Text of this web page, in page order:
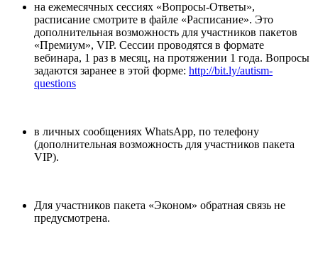
на ежемесячных сессиях «Вопросы-Ответы»,
расписание смотрите в файле «Расписание». Это
дополнительная возможность для участников пакетов
«Премиум», VIP. Сессии проводятся в формате
вебинара, 1 раз в месяц, на протяжении 1 года. Вопросы
задаются заранее в этой форме: http://bit.ly/autism-
questions
в личных сообщениях WhatsApp, по телефону
(дополнительная возможность для участников пакета
VIP).
Для участников пакета «Эконом» обратная связь не
предусмотрена.